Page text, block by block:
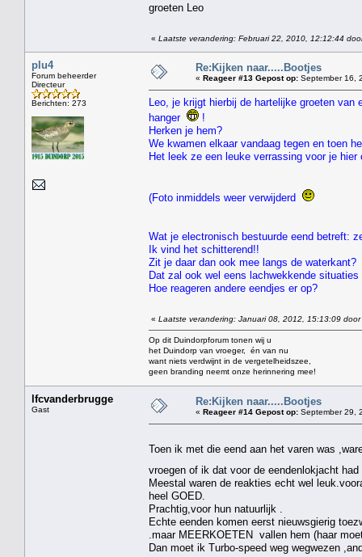
groeten Leo
« Laatste verandering: Februari 22, 2010, 12:12:44
plu4
Forum beheerder
Directeur
Berichten: 273
Re:Kijken naar.....Bootjes
« Reageer #13 Gepost op: September 16,
Leo, je krijgt hierbij de hartelijke groeten van
hanger
!
Herken je hem?
We kwamen elkaar vandaag tegen en toen
Het leek ze een leuke verrassing voor je
(Foto inmiddels weer verwijderd
Wat je electronisch bestuurde eend betreft:
Ik vind het schitterend!!
Zit je daar dan ook mee langs de waterkant?
Dat zal ook wel eens lachwekkende
Hoe reageren andere eendjes er op?
« Laatste verandering: Januari 08, 2012, 15:13:09 door
Op dit Duindorpforum tonen wij u
het Duindorp van vroeger, én van nu
want niets verdwijnt in de vergetelheidszee,
geen branding neemt onze herinnering mee!
lfcvanderbrugge
Gast
Re:Kijken naar.....Bootjes
« Reageer #14 Gepost op: September 29,
Toen ik met die eend aan het varen was
vroegen of ik dat voor de eendenlokjacht
Meestal waren de reakties echt wel
heel GOED.
Prachtig,voor hun natuurlijk .
Echte eenden komen eerst nieuwsgierig
.maar MEERKOETEN vallen hem (haar
Dan moet ik Turbo-speed weg wegwezen